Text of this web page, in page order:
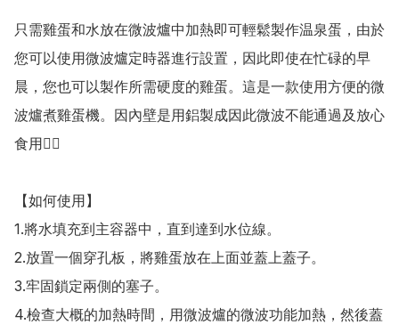
只需雞蛋和水放在微波爐中加熱即可輕鬆製作温泉蛋，由於
您可以使用微波爐定時器進行設置，因此即使在忙碌的早
晨，您也可以製作所需硬度的雞蛋。這是一款使用方便的微
波爐煮雞蛋機。因內壁是用鋁製成因此微波不能通過及放心
食用👍🏻
【如何使用】
1.將水填充到主容器中，直到達到水位線。
2.放置一個穿孔板，將雞蛋放在上面並蓋上蓋子。
3.牢固鎖定兩側的塞子。
4.檢查大概的加熱時間，用微波爐的微波功能加熱，然後蓋